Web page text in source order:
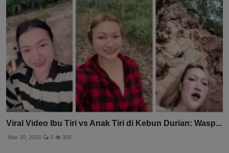
Viral Video Ibu Tiri vs Anak Tiri di Kebun Durian: Wasp...
Mar 30, 2026 0 356